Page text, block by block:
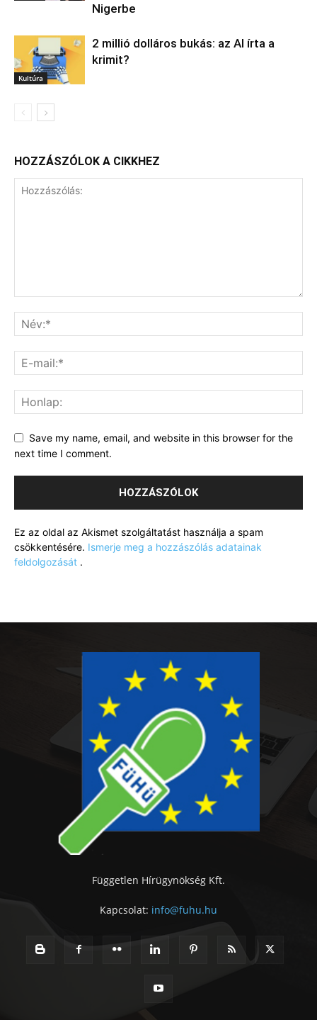
Nigerbe
Kultúra
2 millió dolláros bukás: az AI írta a
krimit?
HOZZÁSZÓLOK A CIKKHEZ
Save my name, email, and website in this browser for the
next time I comment.
Ez az oldal az Akismet szolgáltatást használja a spam
csökkentésére. Ismerje meg a hozzászólás adatainak
feldolgozását .
Független Hírügynökség Kft.
Kapcsolat: info@fuhu.hu